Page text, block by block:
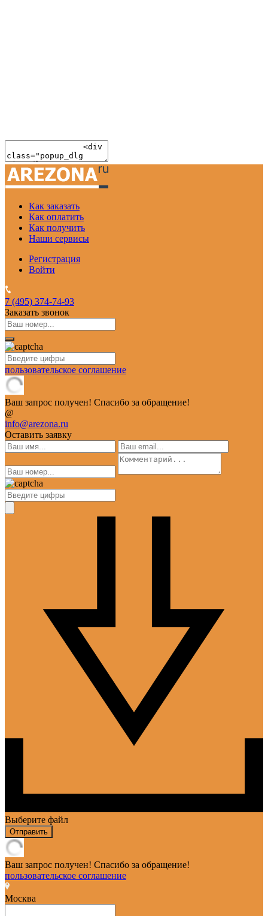
Как заказать
Как оплатить
Как получить
Наши сервисы
Регистрация
Войти
7 (495) 374-74-93
Заказать звонок
пользовательское соглашение
Ваш запрос получен! Спасибо за обращение!
@
info@arezona.ru
Оставить заявку
Выберите файл
Отправить
Ваш запрос получен! Спасибо за обращение!
пользовательское соглашение
Москва